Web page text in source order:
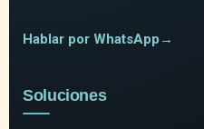
Hablar por WhatsApp →
Soluciones